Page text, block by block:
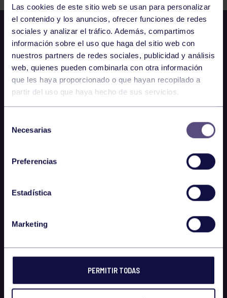
Las cookies de este sitio web se usan para personalizar
el contenido y los anuncios, ofrecer funciones de redes
sociales y analizar el tráfico. Además, compartimos
información sobre el uso que haga del sitio web con
nuestros partners de redes sociales, publicidad y análisis
web, quienes pueden combinarla con otra información
que les haya proporcionado o que hayan recopilado a
partir del uso que haya hecho de sus servicios.
Necesarias
Preferencias
Estadística
Marketing
PERMITIR TODAS